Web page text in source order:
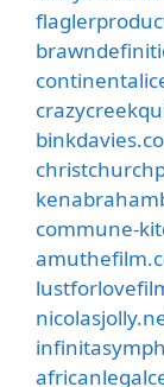
commune-